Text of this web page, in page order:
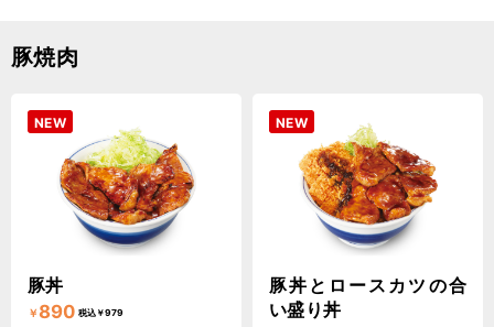
豚焼肉
NEW
豚丼
￥890 税込￥979
NEW
豚丼とロースカツの合
い盛り丼